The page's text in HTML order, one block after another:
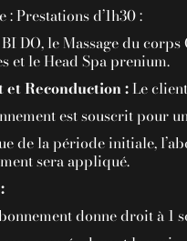
: Prestations d’1h30 :
DO, le Massage du
et le Head Spa prenium.
et Reconduction :Le
est souscrit pour
de la période initiale,
sera appliqué.
donne droit à